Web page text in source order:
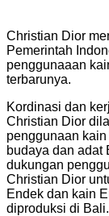
Christian Dior
Pemerintah
penggunaaan
terbarunya.
Kordinasi dan
Christian Dior
penggunaan
budaya dan adat
dukungan
Christian Dior
Endek dan kain
diproduksi di Bali.